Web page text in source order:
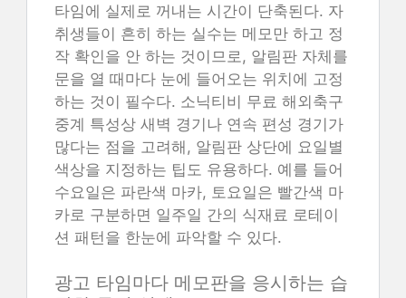
타임에 실제로 꺼내는 시간이 단축된다. 자
취생들이 흔히 하는 실수는 메모만 하고 정
작 확인을 안 하는 것이므로, 알림판 자체를
문을 열 때마다 눈에 들어오는 위치에 고정
하는 것이 필수다. 소닉티비 무료 해외축구
중계 특성상 새벽 경기나 연속 편성 경기가
많다는 점을 고려해, 알림판 상단에 요일별
색상을 지정하는 팁도 유용하다. 예를 들어
수요일은 파란색 마카, 토요일은 빨간색 마
카로 구분하면 일주일 간의 식재료 로테이
션 패턴을 한눈에 파악할 수 있다.
광고 타임마다 메모판을 응시하는 습